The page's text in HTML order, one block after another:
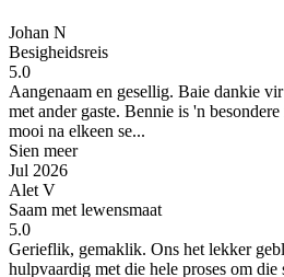
Johan N
Besigheidsreis
5.0
Aangenaam en gesellig. Baie dankie
met ander gaste. Bennie is 'n
mooi na elkeen se...
Sien meer
Jul 2026
Alet V
Saam met lewensmaat
5.0
Gerieflik, gemaklik. Ons het lekker
hulpvaardig met die hele proses om die